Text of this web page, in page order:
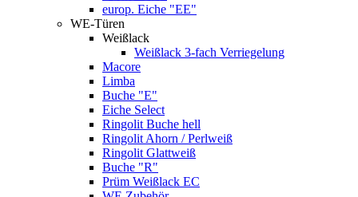
europ. Eiche "EE"
WE-Türen
Weißlack
Weißlack 3-fach Verriegelung
Macore
Limba
Buche "E"
Eiche Select
Ringolit Buche hell
Ringolit Ahorn / Perlweiß
Ringolit Glattweiß
Buche "R"
Prüm Weißlack EC